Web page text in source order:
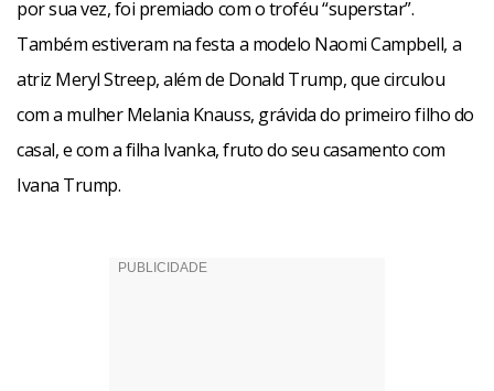
por sua vez, foi premiado com o troféu “superstar”.
Também estiveram na festa a modelo Naomi Campbell, a
atriz Meryl Streep, além de Donald Trump, que circulou
com a mulher Melania Knauss, grávida do primeiro filho do
casal, e com a filha Ivanka, fruto do seu casamento com
Ivana Trump.